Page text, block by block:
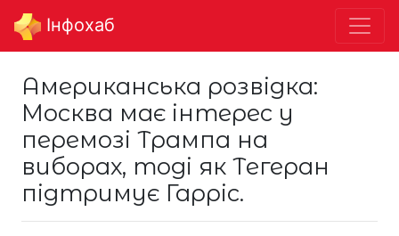
Інфохаб
Американська розвідка:
Москва має інтерес у
перемозі Трампа на
виборах, тоді як Тегеран
підтримує Гарріс.